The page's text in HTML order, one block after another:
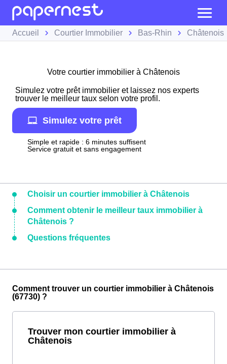
Accueil Courtier Immobilier Bas-Rhin Châtenois
Votre courtier immobilier à Châtenois
Simulez votre prêt immobilier et laissez nos experts
trouver le meilleur taux selon votre profil.
Simulez votre prêt
Simple et rapide : 6 minutes suffisent
Service gratuit et sans engagement
Choisir un courtier immobilier à Châtenois
Comment obtenir le meilleur taux immobilier à
Châtenois ?
Questions fréquentes
Comment trouver un courtier immobilier à Châtenois
(67730) ?
Trouver mon courtier immobilier à
Châtenois